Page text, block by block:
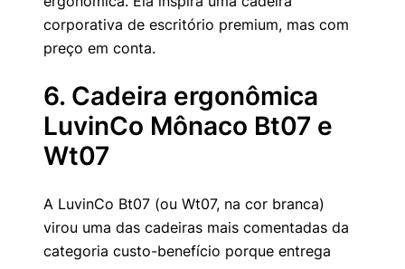
corporativa de escritório premium, mas com
preço em conta.
6. Cadeira ergonômica
LuvinCo Mônaco Bt07 e
Wt07
A LuvinCo Bt07 (ou Wt07, na cor branca)
virou uma das cadeiras mais comentadas da
categoria custo-benefício porque entrega